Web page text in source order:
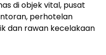
di objek vital, pusat
perhotelan
dan rawan kecelakaan